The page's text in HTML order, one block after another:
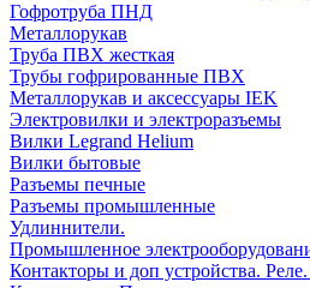
Гофротруба ПНД
Металлорукав
Труба ПВХ жесткая
Трубы гофрированные ПВХ
Металлорукав и аксессуары IEK
Электровилки и электроразъемы
Вилки Legrand Helium
Вилки бытовые
Разъемы печные
Разъемы промышленные
Удлиннители.
Промышленное
Контакторы и доп устройства.